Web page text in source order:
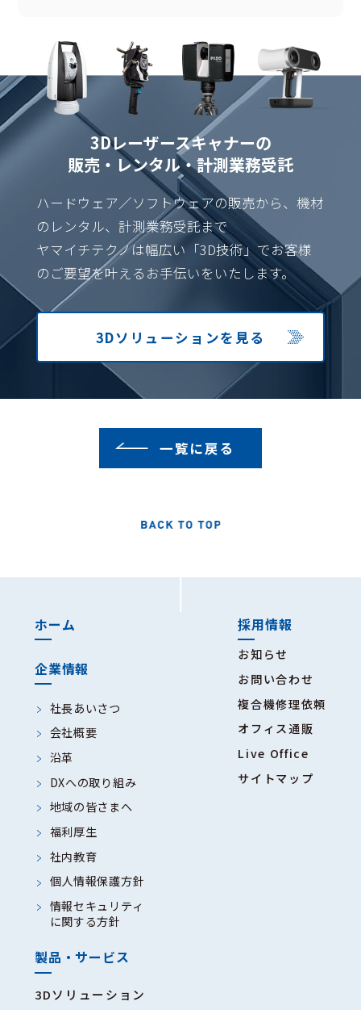
3Dレーザースキャナーの
販売・レンタル・計測業務受託
ハードウェア／ソフトウェアの販売から、機材
のレンタル、計測業務受託まで
ヤマイチテクノは幅広い「3D技術」でお客様
のご要望を叶えるお手伝いをいたします。
3Dソリューションを見る
一覧に戻る
ホーム
企業情報
社長あいさつ
会社概要
沿革
DXへの取り組み
地域の皆さまへ
福利厚生
社内教育
個人情報保護方針
情報セキュリティ
に関する方針
採用情報
お知らせ
お問い合わせ
複合機修理依頼
オフィス通販
Live Office
サイトマップ
製品・サービス
3Dソリューション